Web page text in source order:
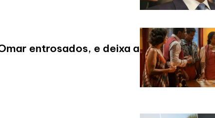
entrosados, e deixa a